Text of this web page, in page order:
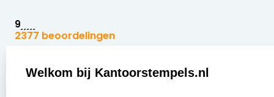
9
2377 beoordelingen
Zakelijk: Klantenservice:
Welkom bij Kantoorstempels.nl